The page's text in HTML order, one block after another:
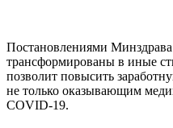
Постановлениями
трансформированы в иные
позволит повысить
не только оказывающим
COVID-19.